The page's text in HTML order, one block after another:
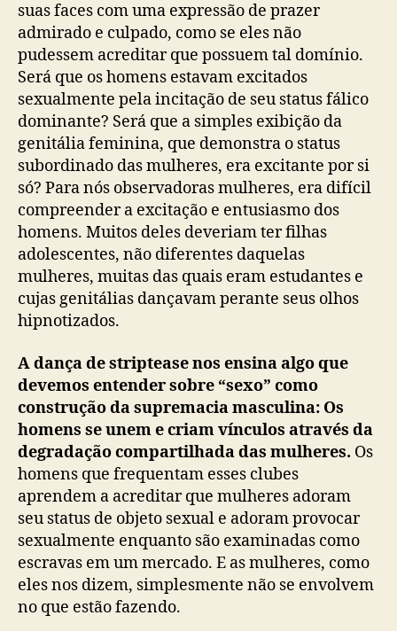
suas faces com uma expressão de prazer
admirado e culpado, como se eles não
pudessem acreditar que possuem tal domínio.
Será que os homens estavam excitados
sexualmente pela incitação de seu status fálico
dominante? Será que a simples exibição da
genitália feminina, que demonstra o status
subordinado das mulheres, era excitante por si
só? Para nós observadoras mulheres, era difícil
compreender a excitação e entusiasmo dos
homens. Muitos deles deveriam ter filhas
adolescentes, não diferentes daquelas
mulheres, muitas das quais eram estudantes e
cujas genitálias dançavam perante seus olhos
hipnotizados.
A dança de striptease nos ensina algo que
devemos entender sobre “sexo” como
construção da supremacia masculina: Os
homens se unem e criam vínculos através da
degradação compartilhada das mulheres. Os
homens que frequentam esses clubes
aprendem a acreditar que mulheres adoram
seu status de objeto sexual e adoram provocar
sexualmente enquanto são examinadas como
escravas em um mercado. E as mulheres, como
eles nos dizem, simplesmente não se envolvem
no que estão fazendo.